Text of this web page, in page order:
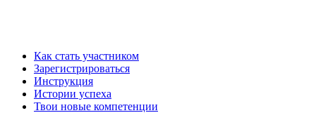
Как стать участником
Зарегистрироваться
Инструкция
Истории успеха
Твои новые компетенции